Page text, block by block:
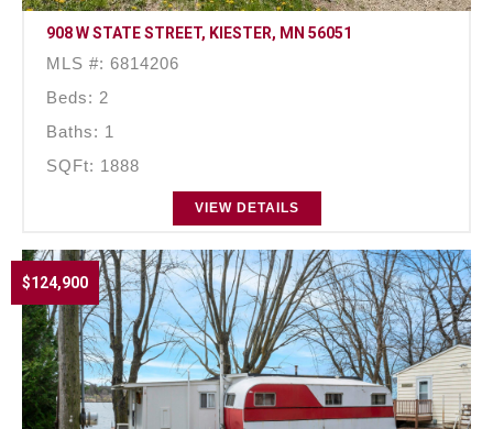
908 W STATE STREET, KIESTER, MN 56051
MLS #: 6814206
Beds: 2
Baths: 1
SQFt: 1888
VIEW DETAILS
$124,900